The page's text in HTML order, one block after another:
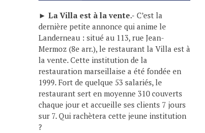
► La Villa est à la vente.- C’est la
dernière petite annonce qui anime le
Landerneau : situé au 113, rue Jean-
Mermoz (8e arr.), le restaurant la Villa est à
la vente. Cette institution de la
restauration marseillaise a été fondée en
1999. Fort de quelque 53 salariés, le
restaurant sert en moyenne 310 couverts
chaque jour et accueille ses clients 7 jours
sur 7. Qui rachètera cette jeune institution
?